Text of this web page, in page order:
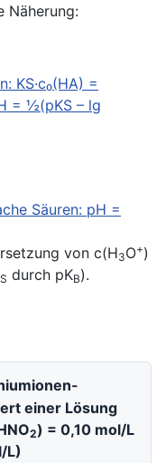
Näherung:
von c(H3O+)
S durch pKB).
einer Lösung
2) = 0,10 mol/L
L)